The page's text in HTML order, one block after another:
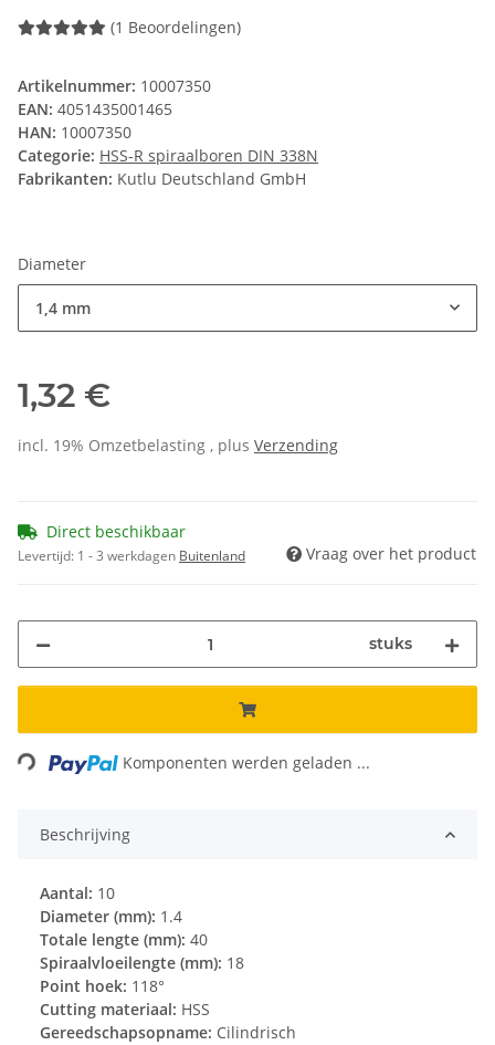
(1 Beoordelingen)
Artikelnummer: 10007350
EAN: 4051435001465
HAN: 10007350
Categorie: HSS-R spiraalboren DIN 338N
Fabrikanten: Kutlu Deutschland GmbH
Diameter
1,4 mm
1,32 €
incl. 19% Omzetbelasting , plus Verzending
Direct beschikbaar
Levertijd: 1 - 3 werkdagen Buitenland Vraag over het product
stuks
Loading... Komponenten werden geladen ...
Beschrijving
Aantal: 10
Diameter (mm): 1.4
Totale lengte (mm): 40
Spiraalvloeilengte (mm): 18
Point hoek: 118°
Cutting materiaal: HSS
Gereedschapsopname: Cilindrisch